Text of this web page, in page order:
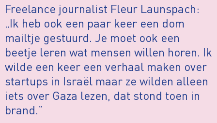
Freelance journalist Fleur Launspach:
„Ik heb ook een paar keer een dom
mailtje gestuurd. Je moet ook een
beetje leren wat mensen willen horen. Ik
wilde een keer een verhaal maken over
startups in Israël maar ze wilden alleen
iets over Gaza lezen, dat stond toen in
brand.”